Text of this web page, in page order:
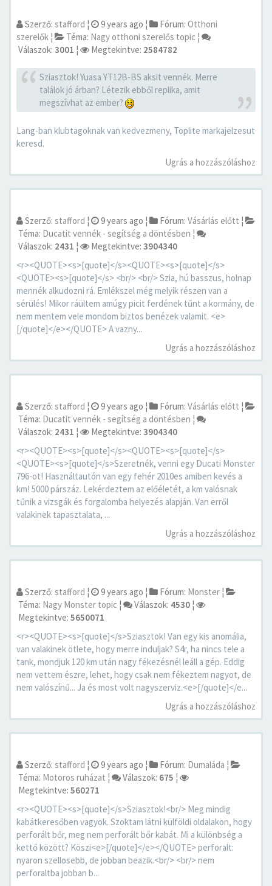
Szerző: stafford ¦ 9 years ago ¦ Fórum: Otthoni
szerelők ¦ Téma: Nagy otthoni szerelős topic ¦
Válaszok: 3001 ¦ Megtekintve: 2584782
Sziasztok! Yuasa YT12B-BS aksit vennék. Merre
találok jó árban? Létezik ebből replika, amit
megszívhat az ember?
Lang-ban klubtagoknak van kedvezmeny, Toplite markajelzesut
keresd.
Ugrás a hozzászóláshoz
Szerző: stafford ¦ 9 years ago ¦ Fórum: Vásárlás előtt ¦
Téma: Ducatit vennék - segítség a döntésben ¦
Válaszok: 2431 ¦ Megtekintve: 3904340
<r><QUOTE><s>[quote]</s><QUOTE><s>[quote]</s>
<QUOTE><s>[quote]</s> <br/> <br/> Szia, hú basszus, holnap
mennék alkudozni rá. Emlékszel még melyik részen van a
sérülés! Mikor ráültem amúgy picit ferdének tűnt a kormány, de
nem mentem vele mondom biztos benézek valamit. <e>
[/quote]</e></QUOTE> A vazny...
Ugrás a hozzászóláshoz
Szerző: stafford ¦ 9 years ago ¦ Fórum: Vásárlás előtt ¦
Téma: Ducatit vennék - segítség a döntésben ¦
Válaszok: 2431 ¦ Megtekintve: 3904340
<r><QUOTE><s>[quote]</s><QUOTE><s>[quote]</s>
<QUOTE><s>[quote]</s>Szeretnék, venni egy Ducati Monster
796-ot! Használtautón van egy fehér 2010es amiben kevés a
km! 5000 párszáz. Lekérdeztem az előéletét, a km valósnak
tűnik a vizsgák és forgalomba helyezés alapján. Van erről
valakinek tapasztalata, ...
Ugrás a hozzászóláshoz
Szerző: stafford ¦ 9 years ago ¦ Fórum: Monster ¦
Téma: Nagy Monster topic ¦ Válaszok: 4530 ¦
Megtekintve: 5650071
<r><QUOTE><s>[quote]</s>Sziasztok! Van egy kis anomália,
van valakinek ötlete, hogy merre induljak? S4r, ha nincs tele a
tank, mondjuk 120 km után nagy fékezésnél leáll a gép. Eddig
nem vettem észre, lehet, hogy csak nem fékeztem nagyot, de
nem valószínű... Ja és most volt nagyszerviz.<e>[/quote]</e...
Ugrás a hozzászóláshoz
Szerző: stafford ¦ 9 years ago ¦ Fórum: Dumaláda ¦
Téma: Motoros ruházat ¦ Válaszok: 675 ¦
Megtekintve: 560271
<r><QUOTE><s>[quote]</s>Sziasztok!<br/> Meg mindig
kabátkeresőben vagyok. Szoktam látni külföldi oldalakon, hogy
perforált bőr, meg nem perforált bőr kabát. Mi a különbség a
kettő között? Köszi<e>[/quote]</e></QUOTE> perforalt:
nyaron szellosebb, de jobban beazik.<br/> <br/> nem
perforaltba jobban b...